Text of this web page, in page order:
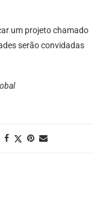
um projeto chamado
serão convidadas